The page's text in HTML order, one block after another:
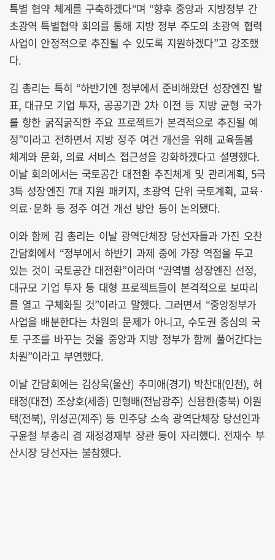
특별 협약 체계를 구축하겠다“며 “향후 중앙과 지방정부 간
초광역 특별협약 회의를 통해 지방 정부 주도의 초광역 협력
사업이 안정적으로 추진될 수 있도록 지원하겠다”고 강조했
다.
김 총리는 특히 “하반기엔 정부에서 준비해왔던 성장엔진 발
표, 대규모 기업 투자, 공공기관 2차 이전 등 지방 균형 국가
를 향한 굵직굵직한 주요 프로젝트가 본격적으로 추진될 예
정”이라고 전하면서 지방 정주 여건 개선을 위해 교육돌봄
체계와 문화, 의료 서비스 접근성을 강화하겠다고 설명했다.
이날 회의에서는 국토공간 대전환 추진체계 및 관리계획, 5극
3특 성장엔진 7대 지원 패키지, 초광역 단위 국토계획, 교육·
의료·문화 등 정주 여건 개선 방안 등이 논의됐다.
이와 함께 김 총리는 이날 광역단체장 당선자들과 가진 오찬
간담회에서 “정부에서 하반기 과제 중에 가장 역점을 두고
있는 것이 국토공간 대전환”이라며 “권역별 성장엔진 선정,
대규모 기업 투자 등 대형 프로젝트들이 본격적으로 보따리
를 열고 구체화될 것”이라고 말했다. 그러면서 “중앙정부가
사업을 배분한다는 차원의 문제가 아니고, 수도권 중심의 국
토 구조를 바꾸는 것을 중앙과 지방 정부가 함께 풀어간다는
차원”이라고 부연했다.
이날 간담회에는 김상욱(울산) 추미애(경기) 박찬대(인천), 허
태정(대전) 조상호(세종) 민형배(전남광주) 신용한(충북) 이원
택(전북), 위성곤(제주) 등 민주당 소속 광역단체장 당선인과
구윤철 부총리 겸 재정경재부 장관 등이 자리했다. 전재수 부
산시장 당선자는 불참했다.